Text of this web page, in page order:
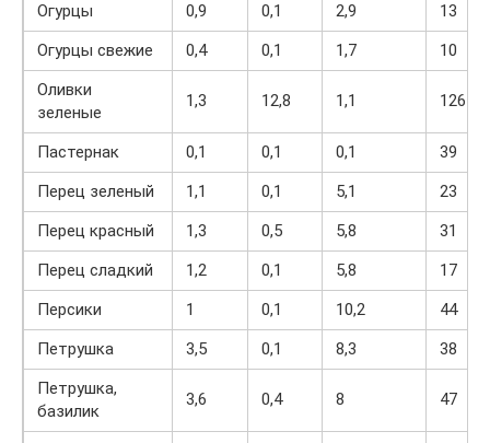
Огурцы
0,9 0,1 2,9
13
Огурцы свежие
0,4 0,1 1,7
10
Оливки
зеленые
1,3 12,8 1,1 126
Пастернак 0,1 0,1 0,1
39
Перец зеленый
1,1 0,1 5,1
23
Перец красный
1,3 0,5 5,8
31
Перец сладкий
1,2 0,1 5,8
17
Персики
1 0,1 10,2
44
Петрушка
3,5 0,1 8,3
38
Петрушка,
базилик
3,6 0,4 8 47